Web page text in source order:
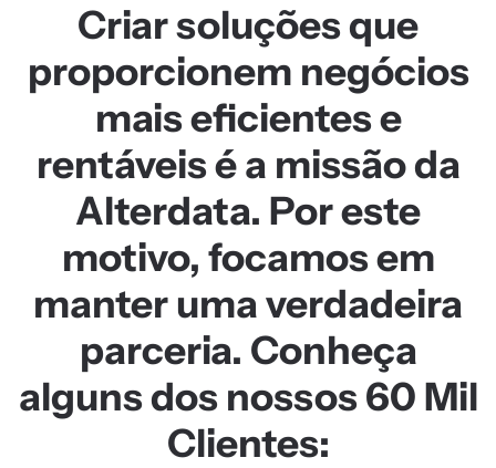
Criar soluções que
proporcionem negócios
mais eficientes e
rentáveis é a missão da
Alterdata. Por este
motivo, focamos em
manter uma verdadeira
parceria. Conheça
alguns dos nossos60 Mil
Clientes: